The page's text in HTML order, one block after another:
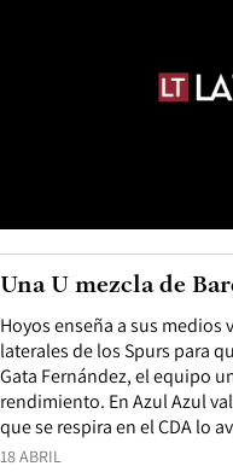
18 ABRIL
Hoyos enseña a sus medios
laterales de los Spurs para
Gata Fernández, el equipo
rendimiento. En Azul Azul
que se respira en el CDA lo
Una U mezcla de